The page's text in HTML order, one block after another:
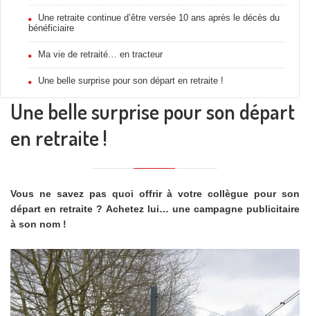
Une retraite continue d’être versée 10 ans après le décès du
bénéficiaire
Ma vie de retraité… en tracteur
Une belle surprise pour son départ en retraite !
Une belle surprise pour son départ
en retraite !
Vous ne savez pas quoi offrir à votre collègue pour son
départ en retraite ? Achetez lui… une campagne publicitaire
à son nom !